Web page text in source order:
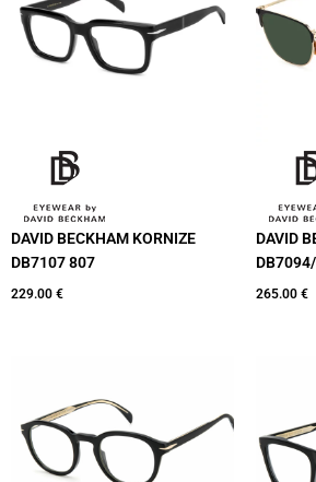
DAVID BECKHAM KORNIZE
DB7107 807
229.00 €
DAVID
265.00 €